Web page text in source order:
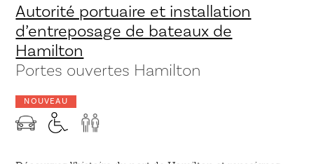
Autorité portuaire et installation
d’entreposage de bateaux de
Hamilton
Portes ouvertes Hamilton
NOUVEAU